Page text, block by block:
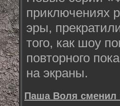
приключениях
эры,
того, как шоу
повторного
на экраны.
Паша Воля